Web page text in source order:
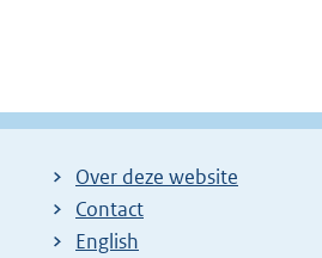
Over deze website
Contact
English